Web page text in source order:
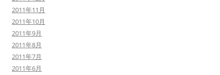
2011年11月
2011年10月
2011年9月
2011年8月
2011年7月
2011年6月